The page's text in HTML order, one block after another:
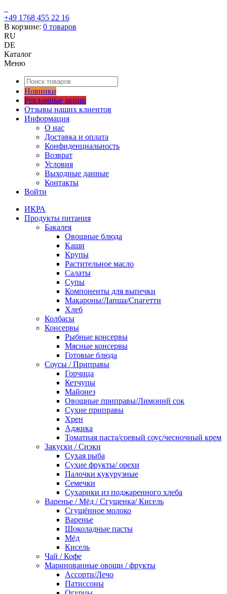
+49 1768 455 22 16
В корзине: 0 товаров
RU
DE
Каталог
Меню
Новинки
Рекламные акции
Отзывы наших клиентов
Информация
О нас
Доставка и оплата
Конфиденциальность
Возврат
Условия
Выходные данные
Контакты
Войти
ИКРА
Продукты питания
Бакалея
Овощные блюда
Каши
Крупы
Растительное масло
Салаты
Супы
Компоненты для выпечки
Макароны/Лапша/Спагетти
Хлеб
Колбасы
Консервы
Рыбные консервы
Мясные консервы
Готовые блюда
Соусы / Приправы
Горчица
Кетчупы
Майонез
Овощные приправы/Лимоннй сок
Сухие приправы
Хрен
Аджика
Томатная паста/соевый соус/чесночный крем
Закуски / Снэки
Сухая рыба
Сухие фрукты/ орехи
Палочки кукурузные
Семечки
Сухарики из поджаренного хлеба
Варенье / Мёд / Сгущенка/ Кисель
Сгущённое молоко
Варенье
Шоколадные пасты
Мёд
Кисель
Чай / Кофе
Маринованные овощи / фрукты
Ассорти/Лечо
Патиссоны